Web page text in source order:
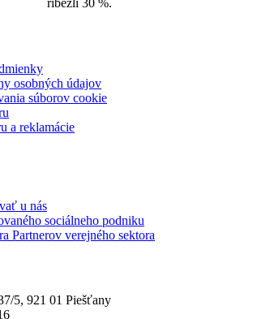
ríbezlí 30 %.
osobných údajov
súborov cookie
a reklamácie
u nás
sociálneho podniku
Partnerov verejného sektora
5, 921 01 Piešťany